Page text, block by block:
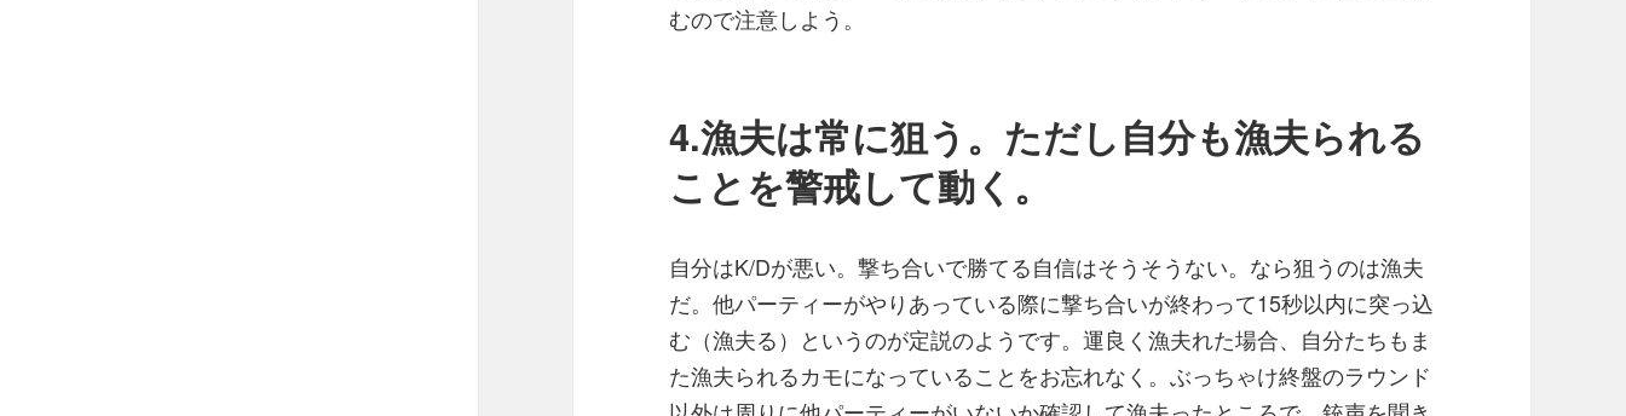
むので注意しよう。
4.漁夫は常に狙う。ただし自分も漁夫られる
ことを警戒して動く。
自分はK/Dが悪い。撃ち合いで勝てる自信はそうそうない。なら狙うのは漁夫
だ。他パーティーがやりあっている際に撃ち合いが終わって15秒以内に突っ込
む（漁夫る）というのが定説のようです。運良く漁夫れた場合、自分たちもま
た漁夫られるカモになっていることをお忘れなく。ぶっちゃけ終盤のラウンド